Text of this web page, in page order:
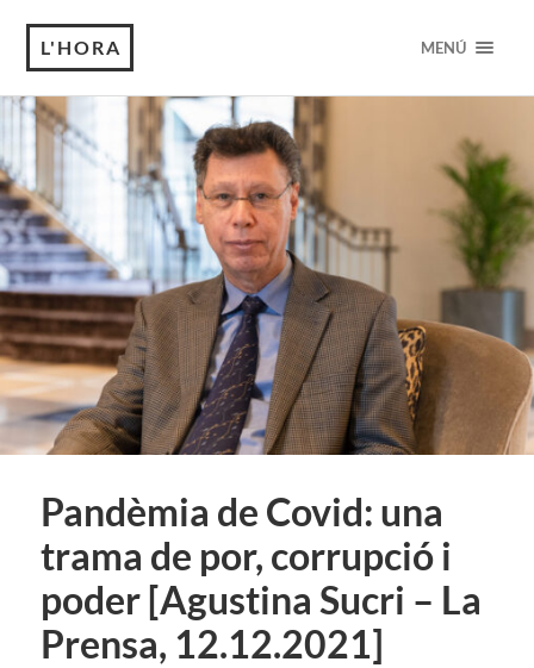
L'HORA MENÚ
Pandèmia de Covid: una
trama de por, corrupció i
poder [Agustina Sucri – La
Prensa, 12.12.2021]